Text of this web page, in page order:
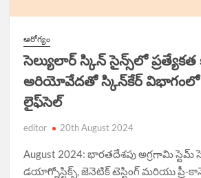
ఆరోగ్యం
సెల్యులార్ స్కిన్ సైన్స్‌లో ప్రత్యేకత
అరియోవేదతో స్కిన్‌కేర్‌ విభాగంలో
లైఫ్‌సెల్
editor 20th August 2024
August 2024: భారతదేశపు అగ్రగామి
డయాగ్నోస్టిక్స్, జెనెటిక్ టెస్టింగ్ మరియు ప్రీ-